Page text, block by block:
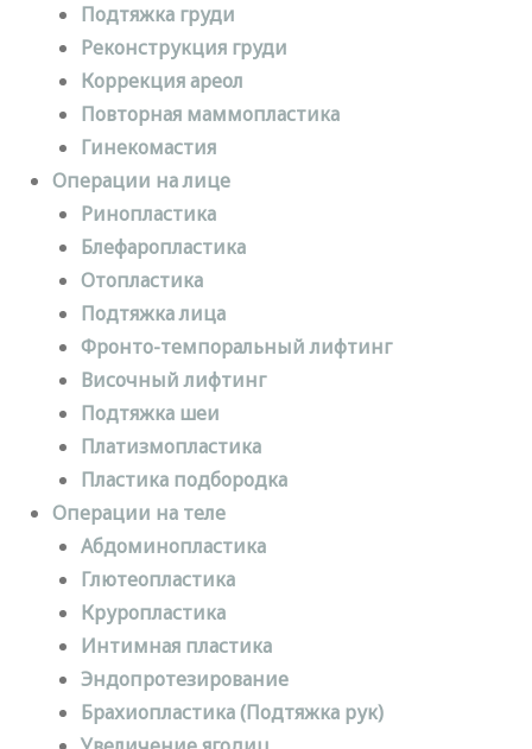
Подтяжка груди
Реконструкция груди
Коррекция ареол
Повторная маммопластика
Гинекомастия
Операции на лице
Ринопластика
Блефаропластика
Отопластика
Подтяжка лица
Фронто-темпоральный лифтинг
Височный лифтинг
Подтяжка шеи
Платизмопластика
Пластика подбородка
Операции на теле
Абдоминопластика
Глютеопластика
Круропластика
Интимная пластика
Эндопротезирование
Брахиопластика (Подтяжка рук)